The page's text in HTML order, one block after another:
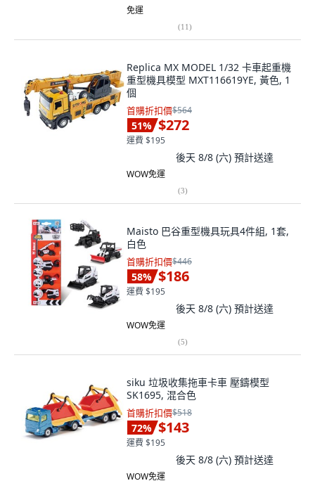
免運
(11)
Replica MX MODEL 1/32 卡車起重機
重型機具模型 MXT116619YE, 黃色, 1
個
首購折扣價$564
51% $272
運費 $195
後天 8/8 (六) 預計送達
WOW免運
(3)
Maisto 巴谷重型機具玩具4件組, 1套,
白色
首購折扣價$446
58% $186
運費 $195
後天 8/8 (六) 預計送達
WOW免運
(5)
siku 垃圾收集拖車卡車 壓鑄模型
SK1695, 混合色
首購折扣價$518
72% $143
運費 $195
後天 8/8 (六) 預計送達
WOW免運